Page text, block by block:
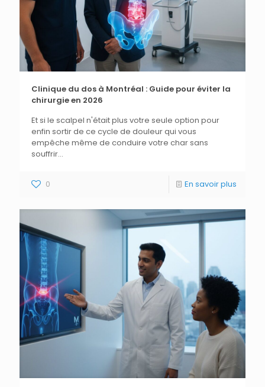
Clinique du dos à Montréal : Guide pour éviter la
chirurgie en 2026
Et si le scalpel n'était plus votre seule option pour
enfin sortir de ce cycle de douleur qui vous
empêche même de conduire votre char sans
souffrir...
0 En savoir plus